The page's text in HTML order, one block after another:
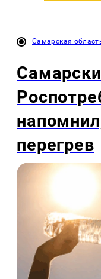
Самарская
перегрев